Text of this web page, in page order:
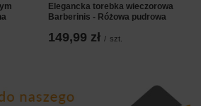
Elegancka torebka wieczorowa
Barberinis - Różowa pudrowa
149,99 zł / szt.